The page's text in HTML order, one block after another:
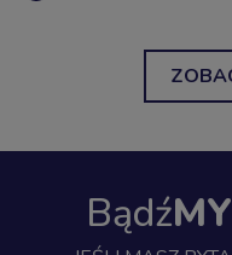
BądźMY